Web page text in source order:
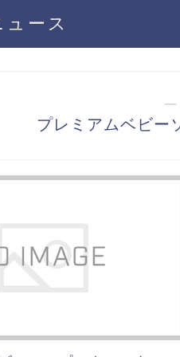
ース
―
プレミアムベビー